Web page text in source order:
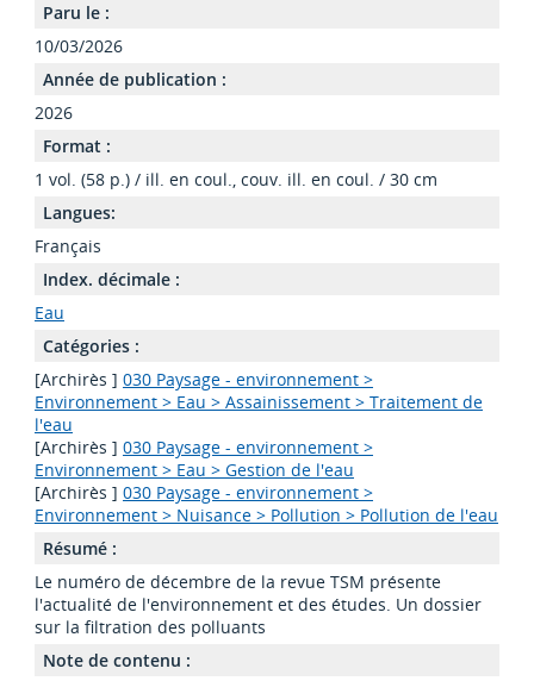
Paru le :
10/03/2026
Année de publication :
2026
Format :
1 vol. (58 p.) / ill. en coul., couv. ill. en coul. / 30 cm
Langues:
Français
Index. décimale :
Eau
Catégories :
[Archirès ] 030 Paysage - environnement >
Environnement > Eau > Assainissement > Traitement de
l'eau
[Archirès ] 030 Paysage - environnement >
Environnement > Eau > Gestion de l'eau
[Archirès ] 030 Paysage - environnement >
Environnement > Nuisance > Pollution > Pollution de l'eau
Résumé :
Le numéro de décembre de la revue TSM présente
l'actualité de l'environnement et des études. Un dossier
sur la filtration des polluants
Note de contenu :